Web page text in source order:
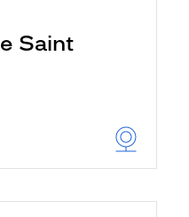
Saint